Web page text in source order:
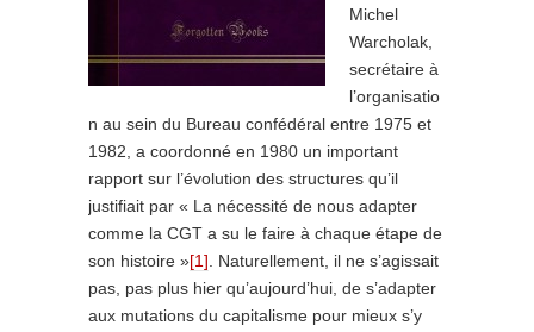
Michel
Warcholak,
secrétaire à
l’organisatio
n au sein du Bureau confédéral entre 1975 et
1982, a coordonné en 1980 un important
rapport sur l’évolution des structures qu’il
justifiait par « La nécessité de nous adapter
comme la CGT a su le faire à chaque étape de
son histoire »[1] . Naturellement, il ne s’agissait
pas, pas plus hier qu’aujourd’hui, de s’adapter
aux mutations du capitalisme pour mieux s’y